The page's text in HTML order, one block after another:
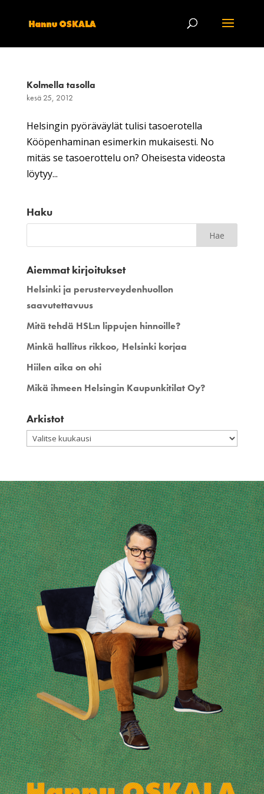
Kolmella tasolla
kesä 25, 2012
Helsingin pyöräväylät tulisi tasoerotella
Kööpenhaminan esimerkin mukaisesti. No
mitäs se tasoerottelu on? Oheisesta videosta
löytyy...
Haku
Aiemmat kirjoitukset
Helsinki ja perusterveydenhuollon
saavutettavuus
Mitä tehdä HSL:n lippujen hinnoille?
Minkä hallitus rikkoo, Helsinki korjaa
Hiilen aika on ohi
Mikä ihmeen Helsingin Kaupunkitilat Oy?
Arkistot
Arkistot